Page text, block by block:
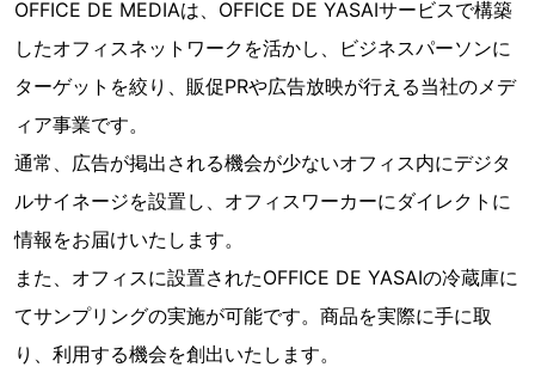
OFFICE DE MEDIAは、OFFICE DE YASAIサービスで構築
したオフィスネットワークを活かし、ビジネスパーソンに
ターゲットを絞り、販促PRや広告放映が行える当社のメデ
ィア事業です。
通常、広告が掲出される機会が少ないオフィス内にデジタ
ルサイネージを設置し、オフィスワーカーにダイレクトに
情報をお届けいたします。
また、オフィスに設置されたOFFICE DE YASAIの冷蔵庫に
てサンプリングの実施が可能です。商品を実際に手に取
り、利用する機会を創出いたします。